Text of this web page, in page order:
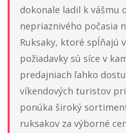
dokonale ladil k vášmu
nepriaznivého počasia
Ruksaky, ktoré spĺňajú
požiadavky sú síce v
predajniach ľahko
víkendových turistov
ponúka široký
ruksakov za výborné